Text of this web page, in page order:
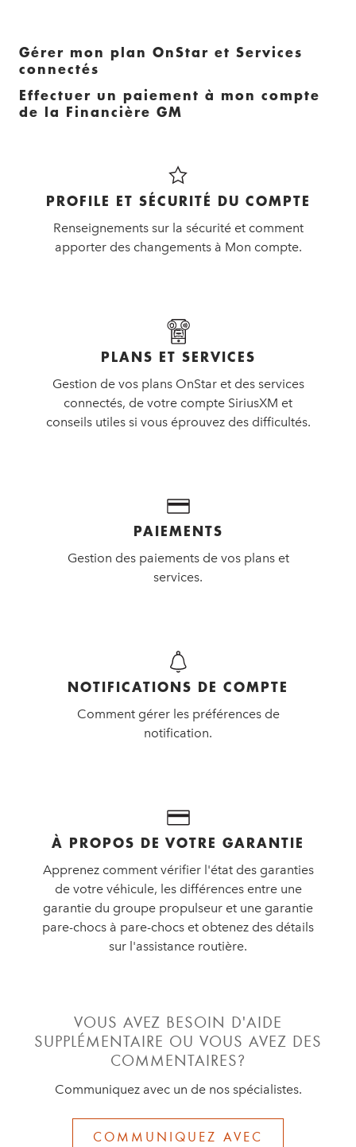
Gérer mon plan OnStar et Services
connectés
Effectuer un paiement à mon compte
de la Financière GM
PROFILE ET SÉCURITÉ DU COMPTE
Renseignements sur la sécurité et comment
apporter des changements à Mon compte.
PLANS ET SERVICES
Gestion de vos plans OnStar et des services
connectés, de votre compte SiriusXM et
conseils utiles si vous éprouvez des difficultés.
PAIEMENTS
Gestion des paiements de vos plans et
services.
NOTIFICATIONS DE COMPTE
Comment gérer les préférences de
notification.
À PROPOS DE VOTRE GARANTIE
Apprenez comment vérifier l'état des garanties
de votre véhicule, les différences entre une
garantie du groupe propulseur et une garantie
pare-chocs à pare-chocs et obtenez des détails
sur l'assistance routière.
VOUS AVEZ BESOIN D'AIDE
SUPPLÉMENTAIRE OU VOUS AVEZ DES
COMMENTAIRES?
Communiquez avec un de nos spécialistes.
COMMUNIQUEZ AVEC